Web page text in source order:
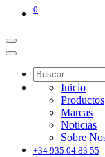
0
Inicio
Productos
Marcas
Noticias
Sobre
+34 935 04 83 55